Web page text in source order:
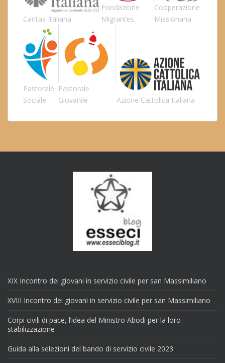
Caritas Italiana
Fondazione
Migrantes
Cooperazione
Missionaria
Pastorale
Sociale
Pastorale
Giovanile
Azione Cattolica Italiana
XIX Incontro dei giovani in servizio civile per san Massimiliano
XVIII Incontro dei giovani in servizio civile per san Massimiliano
Corpi civili di pace, l’idea del Ministro Abodi per la loro
stabilizzazione
Guida alla selezioni del bando di servizio civile 2023